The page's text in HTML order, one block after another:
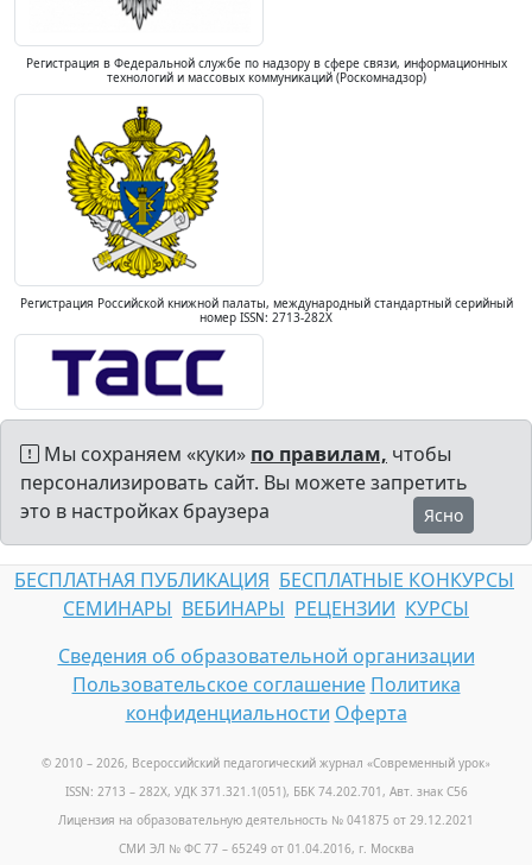
Регистрация в Федеральной службе по надзору в сфере связи, информационных
технологий и массовых коммуникаций (Роскомнадзор)
Регистрация Российской книжной палаты, международный стандартный серийный
номер ISSN: 2713-282X
Мы сохраняем «куки» по правилам, чтобы
персонализировать сайт. Вы можете запретить
это в настройках браузера
Ясно
БЕСПЛАТНАЯ ПУБЛИКАЦИЯ БЕСПЛАТНЫЕ КОНКУРСЫ
СЕМИНАРЫ ВЕБИНАРЫ РЕЦЕНЗИИ КУРСЫ
Сведения об образовательной организации
Пользовательское соглашение Политика
конфиденциальности Оферта
© 2010 – 2026, Всероссийский педагогический журнал «Современный урок»
ISSN: 2713 – 282X, УДК 371.321.1(051), ББК 74.202.701, Авт. знак С56
Лицензия на образовательную деятельность № 041875 от 29.12.2021
СМИ ЭЛ № ФС 77 – 65249 от 01.04.2016, г. Москва